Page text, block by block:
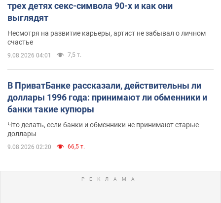
трех детях секс-символа 90-х и как они
выглядят
Несмотря на развитие карьеры, артист не забывал о личном
счастье
9.08.2026 04:01 7,5 т.
В ПриватБанке рассказали, действительны ли
доллары 1996 года: принимают ли обменники и
банки такие купюры
Что делать, если банки и обменники не принимают старые
доллары
9.08.2026 02:20 66,5 т.